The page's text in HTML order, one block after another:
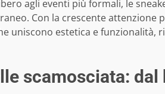
agli eventi più formali, le
Con la crescente attenzione
uniscono estetica e funzionalità,
scamosciata: dal